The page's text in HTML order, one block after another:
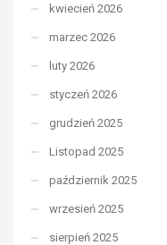
kwiecień 2026
marzec 2026
luty 2026
styczeń 2026
grudzień 2025
Listopad 2025
październik 2025
wrzesień 2025
sierpień 2025